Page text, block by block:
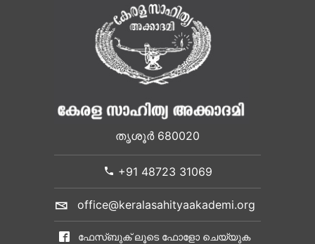
തൃശൂർ 680020
+91 48723 31069
office@keralasahityaakademi.org
ഫേസ്ബുക് ലൂടെ ഫോളോ ചെയ്യുക